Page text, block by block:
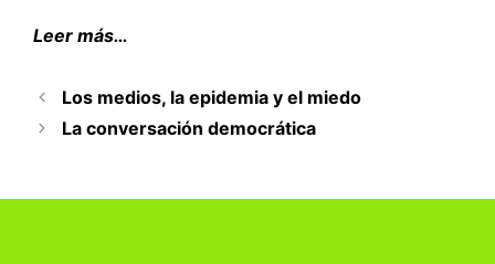
Leer más…
Los medios, la epidemia y el miedo
La conversación democrática